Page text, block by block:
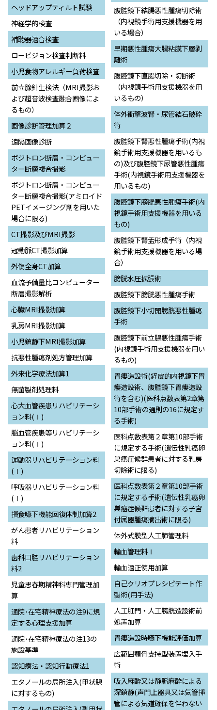
ヘッドアップティルト試験
神経学的検査
補聴器適合検査
ロービジョン検査判断料
小児食物アレルギー負荷検査
前立腺針生検法（MRI撮影お
よび超音波検査融合画像によ
るもの）
画像診断管理加算２
遠隔画像診断
ポジトロン断層・コンピュー
ター断層複合撮影
ポジトロン断層・コンピュー
ター断層複合撮影(アミロイド
PETイメージング剤を用いた
場合に限る)
CT撮影及びMRI撮影
冠動脈CT撮影加算
外傷全身CT加算
血流予備量比コンピューター
断層撮影解析
心臓MRI撮影加算
乳房MRI撮影加算
小児鎮静下MRI撮影加算
抗悪性腫瘍剤処方管理加算
外来化学療法加算1
無菌製剤処理料
心大血管疾患リハビリテーシ
ョン料(Ⅰ)
脳血管疾患等リハビリテーシ
ョン料(Ⅰ)
運動器リハビリテーション料
(Ⅰ)
呼吸器リハビリテーション料
(Ⅰ)
摂食嚥下機能回復体制加算2
がん患者リハビリテーション
料
歯科口腔リハビリテーション
料2
児童思春期精神科専門管理加
算
通院･在宅精神療法の注9に規
定する心理支援加算
通院･在宅精神療法の注13の
施設基準
認知療法・認知行動療法1
エタノールの局所注入(甲状腺
に対するもの)
腹腔鏡下結腸悪性腫瘍切除術
（内視鏡手術用支援機器を用
いる場合）
早期悪性腫瘍大腸粘膜下層剥
離術
腹腔鏡下直腸切除・切断術
（内視鏡手術用支援機器を用
いるもの）
体外衝撃波腎・尿管結石破砕
術
腹腔鏡下腎悪性腫瘍手術(内視
鏡手術用支援機器を用いるも
の)及び腹腔鏡下尿管悪性腫瘍
手術(内視鏡手術用支援機器を
用いるもの)
腹腔鏡下膀胱悪性腫瘍手術(内
視鏡手術用支援機器を用いる
もの)
腹腔鏡下腎盂形成手術（内視
鏡手術用支援機器を用いる場
合）
膀胱水圧拡張術
腹腔鏡下膀胱悪性腫瘍手術
腹腔鏡下小切開膀胱悪性腫瘍
手術
腹腔鏡下前立腺悪性腫瘍手術
(内視鏡手術用支援機器を用い
るもの)
胃瘻造設術(経皮的内視鏡下胃
瘻造設術、腹腔鏡下胃瘻造設
術を含む)(医科点数表第2章第
10部手術の通則の16に規定す
る手術)
医科点数表第２章第10部手術
に規定する手術(遺伝性乳癌卵
巣癌症候群患者に対する乳房
切除術に限る)
医科点数表第２章第10部手術
に規定する手術(遺伝性乳癌卵
巣癌症候群患者に対する子宮
付属器腫瘍摘出術に限る)
体外式膜型人工肺管理料
輸血管理料Ⅰ
輸血適正使用加算
自己クリオプレシピテート作
製術(用手法)
人工肛門・人工膀胱造設術前
処置加算
胃瘻造設時嚥下機能評価加算
広範囲顎骨支持型装置埋入手
術
吸入麻酔又は静脈麻酔による
深鎮静(声門上器具又は気管挿
管による気道確保を伴わない